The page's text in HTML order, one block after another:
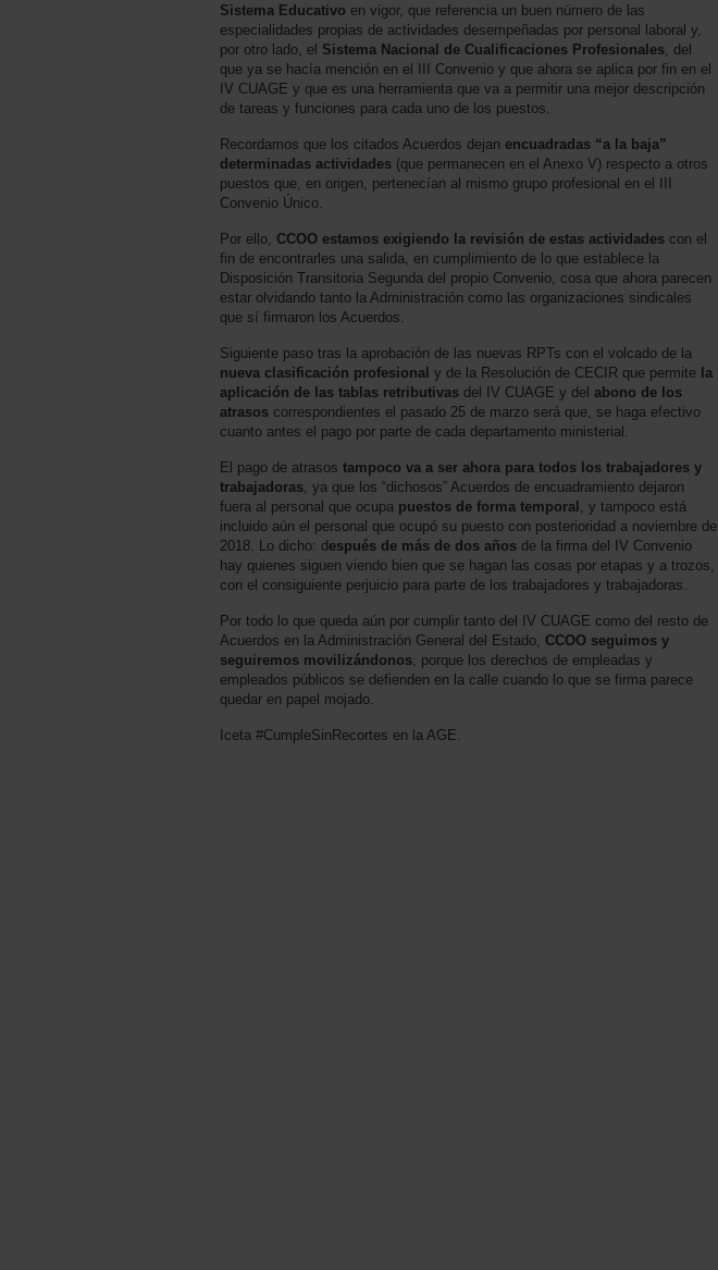
Sistema Educativo en vigor, que referencia un buen número de las
especialidades propias de actividades desempeñadas por personal laboral y,
por otro lado, el Sistema Nacional de Cualificaciones Profesionales , del
que ya se hacía mención en el III Convenio y que ahora se aplica por fin en el
IV CUAGE y que es una herramienta que va a permitir una mejor descripción
de tareas y funciones para cada uno de los puestos.
Recordamos que los citados Acuerdos dejan encuadradas “a la baja”
determinadas actividades (que permanecen en el Anexo V) respecto a otros
puestos que, en origen, pertenecían al mismo grupo profesional en el III
Convenio Único.
Por ello, CCOO estamos exigiendo la revisión de estas actividades con el
fin de encontrarles una salida, en cumplimiento de lo que establece la
Disposición Transitoria Segunda del propio Convenio, cosa que ahora parecen
estar olvidando tanto la Administración como las organizaciones sindicales
que sí firmaron los Acuerdos.
Siguiente paso tras la aprobación de las nuevas RPTs con el volcado de la
nueva clasificación profesional y de la Resolución de CECIR que permite la
aplicación de las tablas retributivas del IV CUAGE y del abono de los
atrasos correspondientes el pasado 25 de marzo será que, se haga efectivo
cuanto antes el pago por parte de cada departamento ministerial.
El pago de atrasos tampoco va a ser ahora para todos los trabajadores y
trabajadoras , ya que los “dichosos” Acuerdos de encuadramiento dejaron
fuera al personal que ocupa puestos de forma temporal
, y tampoco está
incluido aún el personal que ocupó su puesto con posterioridad a noviembre de
2018. Lo dicho: d espués de más de dos años de la firma del IV Convenio
hay quienes siguen viendo bien que se hagan las cosas por etapas y a trozos,
con el consiguiente perjuicio para parte de los trabajadores y trabajadoras.
Por todo lo que queda aún por cumplir tanto del IV CUAGE como del resto de
Acuerdos en la Administración General del Estado, CCOO seguimos y
seguiremos movilizándonos , porque los derechos de empleadas y
empleados públicos se defienden en la calle cuando lo que se firma parece
quedar en papel mojado.
Iceta #CumpleSinRecortes en la AGE.